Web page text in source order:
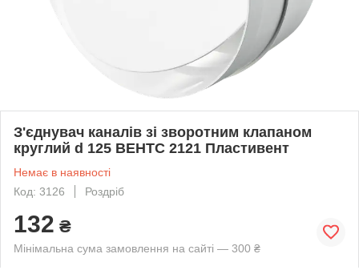
З'єднувач каналів зі зворотним клапаном
круглий d 125 ВЕНТС 2121 Пластивент
Немає в наявності
Код: 3126
Роздріб
132 ₴
Мінімальна сума замовлення на сайті — 300 ₴